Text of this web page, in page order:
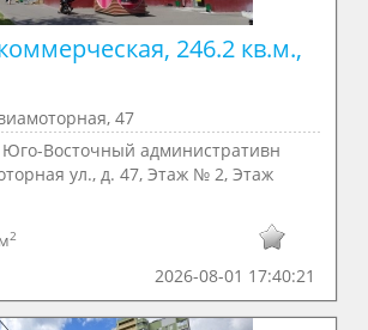
246.2 кв.м.,
47
Восточный административн
ул., д. 47, Этаж № 2, Этаж
2
2026-08-01 17:40:21